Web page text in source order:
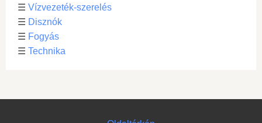
☰ Vízvezeték-szerelés
☰ Disznók
☰ Fogyás
☰ Technika